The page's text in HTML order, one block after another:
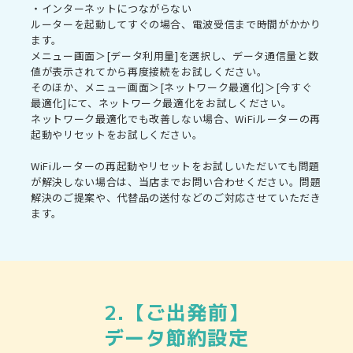
・インターネットにつながらない
ルーターを起動してすぐの場合、電波受信まで時間がかかり
ます。
メニュー画面＞[データ利用量]を選択し、データ通信量と数
値が表示されてから再度接続をお試しください。
そのほか、メニュー画面＞[ネットワーク最適化]＞[今すぐ
最適化]にて、ネットワーク最適化をお試しください。
ネットワーク最適化でも改善しない場合、WiFiルーターの再
起動やリセットをお試しください。
WiFiルーターの再起動やリセットをお試しいただいても問題
が解決しない場合は、当店までお問い合わせください。問題
解決のご提案や、代替品の送付などのご対応させていただき
ます。
2.【ご出発前】
データ節約設定